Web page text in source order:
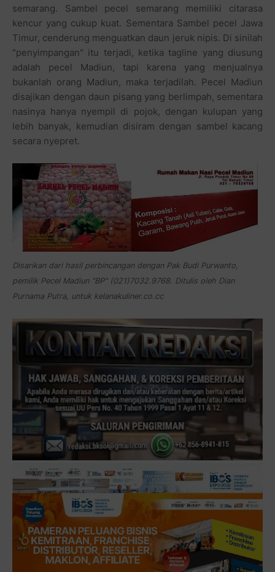
semarang. Sambel pecel semarang memiliki citarasa
kencur yang cukup kuat. Sementara Sambel pecel Jawa
Timur, cenderung menguatkan daun jeruk nipis. Di sinilah
"penyimpangan" itu terjadi, ketika tagline yang diusung
adalah pecel Madiun, tapi karena yang menjualnya
bukanlah orang Madiun, maka terjadilah. Pecel Madiun
disajikan dengan daun pisang yang berlimpah, sementara
nasinya hanya nyempil di pojok, dengan kulupan yang
lebih banyak, kemudian disiram dengan sambel kacang
secara nyepret.
Disarikan dari hasil perbincangan dengan Pak Budi Purwanto,
pemilik Pecel Madiun "BP" (021)7032.9768. Ditulis oleh Dian
Purnama Putra, untuk kelanakuliner.co.cc